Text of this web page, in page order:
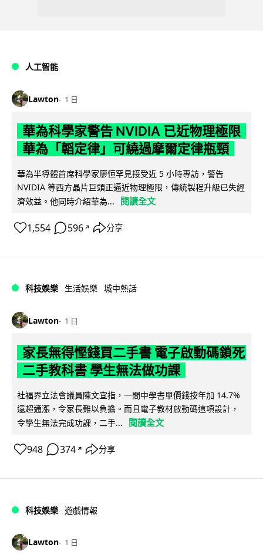
人工智能
Lawton 1 日
華為科學家警告 NVIDIA 已近物理極限
華為「韜定律」可繞過摩爾定律瓶頸
華為半導體首席科學家廖恒罕見接受近 5 小時專訪，警告
NVIDIA 等西方晶片巨頭正逼近物理極限，傳統製程升級已失經
濟效益。他同時介紹華為...
閱讀全文
1,554 596 ↗ 分享
科技娛樂 生活娛樂 城中熱話
Lawton 1 日
家長無得慳錢買二手書 電子啟動碼鎖死
二手教科書 學生無法做功課
社福界立法會議員陳文宜指，一間中學書單價錢按年加 14.7%
遠超通漲，令家長難以負擔。而且電子教材啟動碼這項設計，
令學生無法完成功課，二手...
閱讀全文
948 374 ↗ 分享
科技娛樂 遊戲情報
Lawton 1 日